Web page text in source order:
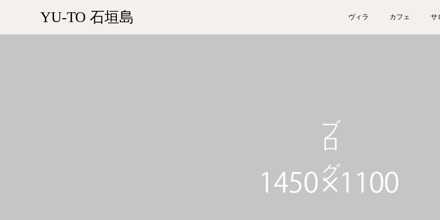
YU-TO 石垣島 ヴィラ カフェ サ
ブログ